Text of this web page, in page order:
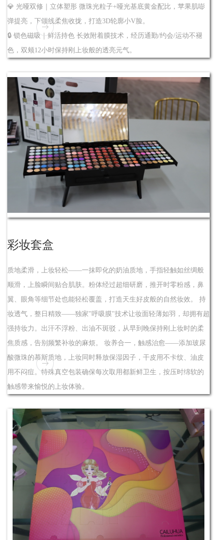
了解
了解
💎 光哑双修｜立体塑形 微珠光粒子+哑光基底黄金配比，苹果肌嘭
弹提亮，下颌线柔焦收拢，打造3D轮廓小V脸。
🔒 锁色磁吸｜鲜活持色 长效附着膜技术，经历通勤/约会/运动不褪
色，双颊12小时保持刚上妆般的透亮元气。
彩妆套盒
质地柔滑，上妆轻松——一抹即化的奶油质地，手指轻触如丝绸般
顺滑，上脸瞬间贴合肌肤。粉体经过超细研磨，推开时零粉感，鼻
翼、眼角等细节处也能轻松覆盖，打造天生好皮般的自然妆效。 持
妆透气，整日精致——独家"呼吸膜"技术让妆面轻薄如羽，却拥有超
强持妆力。出汗不浮粉、出油不斑驳，从早到晚保持刚上妆时的柔
焦质感，告别频繁补妆的麻烦。 妆养合一，触感治愈——添加玻尿
酸微珠的慕斯质地，上妆同时释放保湿因子，干皮用不卡纹、油皮
用不闷痘。特殊真空包装确保每次取用都新鲜卫生，按压时绵软的
触感带来愉悦的上妆体验。